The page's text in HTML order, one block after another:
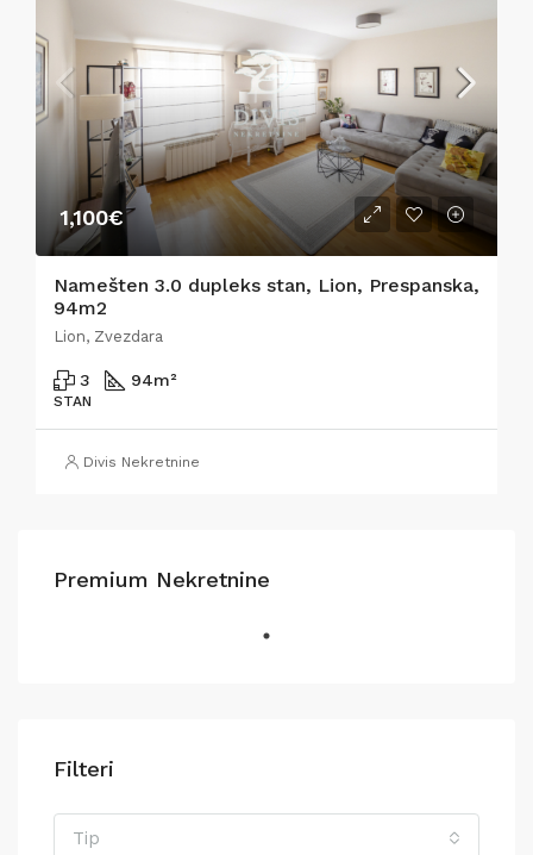
1,100€
Namešten 3.0 dupleks stan, Lion, Prespanska,
94m2
Lion, Zvezdara
3 94m²
STAN
Divis Nekretnine
Premium Nekretnine
Filteri
Tip